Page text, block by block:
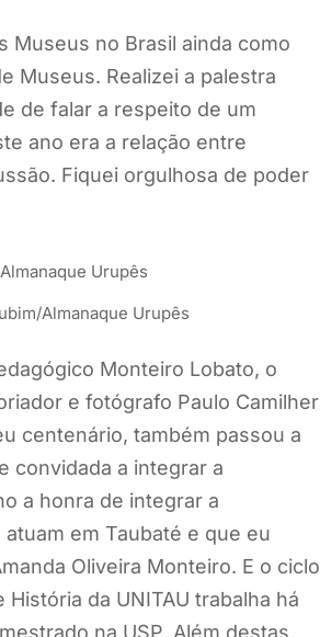
Museus no Brasil ainda como
Museus. Realizei a palestra
de falar a respeito de um
ano era a relação entre
Fiquei orgulhosa de poder
Almanaque Urupês
Monteiro Lobato, o
e fotógrafo Paulo Camilher
centenário, também passou a
convidada a integrar a
a honra de integrar a
em Taubaté e que eu
Oliveira Monteiro. E o ciclo
da UNITAU trabalha há
na USP. Além destas,